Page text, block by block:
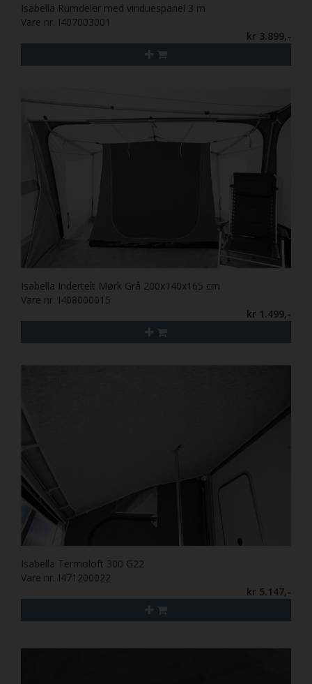
Isabella Rumdeler med vinduespanel 3 m
Vare nr. I407003001
kr 3.899,-
Isabella Indertelt Mørk Grå 200x140x165 cm
Vare nr. I408000015
kr 1.499,-
Isabella Termoloft 300 G22
Vare nr. I471200022
kr 5.147,-